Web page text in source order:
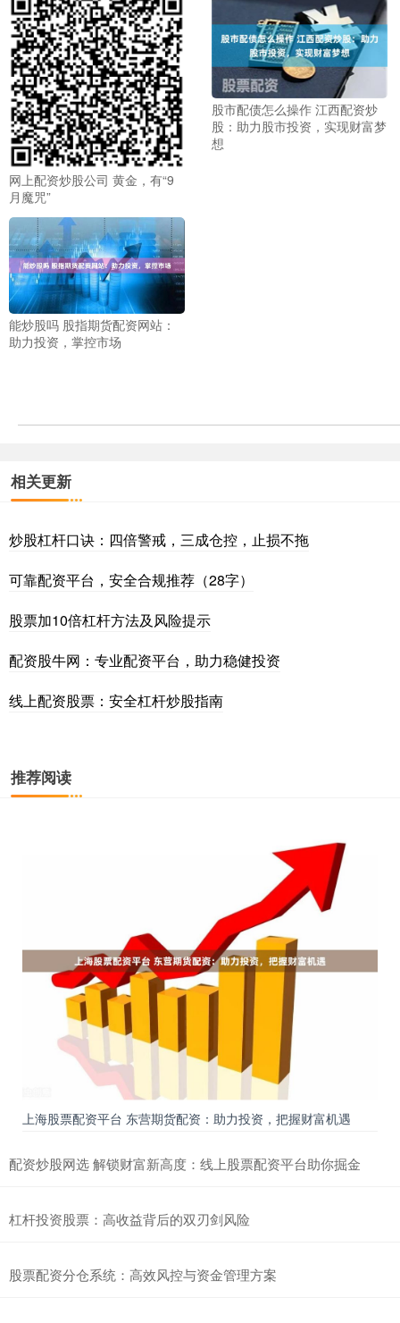
网上配资炒股公司 黄金，有“9
月魔咒”
股市配债怎么操作 江西配资炒
股：助力股市投资，实现财富梦
想
能炒股吗 股指期货配资网站：
助力投资，掌控市场
相关更新
炒股杠杆口诀：四倍警戒，三成仓控，止损不拖
可靠配资平台，安全合规推荐（28字）
股票加10倍杠杆方法及风险提示
配资股牛网：专业配资平台，助力稳健投资
线上配资股票：安全杠杆炒股指南
推荐阅读
上海股票配资平台 东营期货配资：助力投资，把握财富机遇
配资炒股网选 解锁财富新高度：线上股票配资平台助你掘金
杠杆投资股票：高收益背后的双刃剑风险
股票配资分仓系统：高效风控与资金管理方案